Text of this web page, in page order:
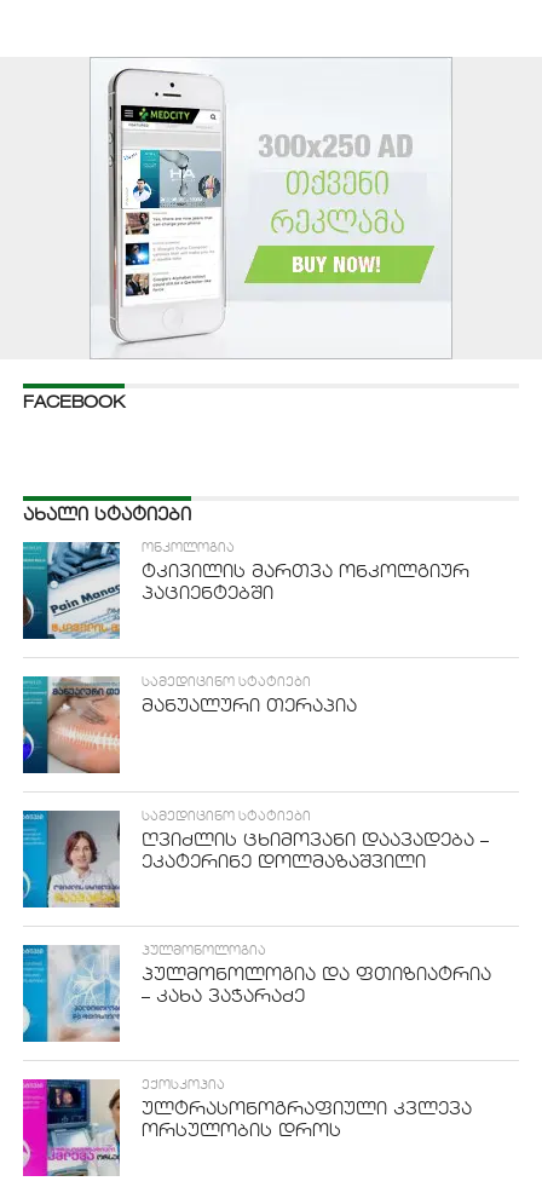
FACEBOOK
ᲐᲮᲐᲚᲘ ᲡᲢᲐᲢᲘᲔᲑᲘ
ᲝᲜᲙᲝᲚᲝᲒᲘᲐ
ტკივილის მართვა ონკოლგიურ
პაციენტებში
ᲡᲐᲛᲔᲓᲘᲪᲘᲜᲝ ᲡᲢᲐᲢᲘᲔᲑᲘ
მანუალური თერაპია
ᲡᲐᲛᲔᲓᲘᲪᲘᲜᲝ ᲡᲢᲐᲢᲘᲔᲑᲘ
ღვიძლის ცხიმოვანი დაავადება –
ეკატერინე დოლმაზაშვილი
ᲞᲣᲚᲛᲝᲜᲝᲚᲝᲒᲘᲐ
პულმონოლოგია და ფთიზიატრია
– კახა ვაჭარაძე
ᲔᲥᲝᲡᲙᲝᲞᲘᲐ
ულტრასონოგრაფიული კვლევა
ორსულობის დროს